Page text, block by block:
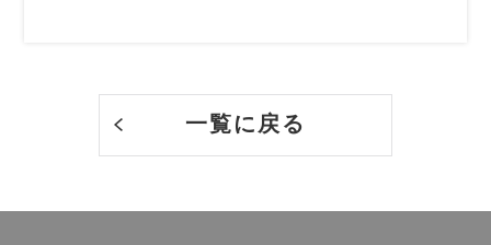
一覧に戻る